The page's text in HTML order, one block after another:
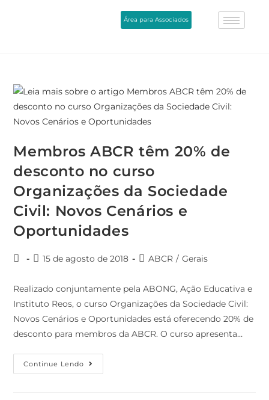
Área para Associados
Membros ABCR têm 20% de
desconto no curso
Organizações da Sociedade
Civil: Novos Cenários e
Oportunidades
15 de agosto de 2018 ABCR / Gerais
Realizado conjuntamente pela ABONG, Ação Educativa e
Instituto Reos, o curso Organizações da Sociedade Civil:
Novos Cenários e Oportunidades está oferecendo 20% de
desconto para membros da ABCR. O curso apresenta…
Continue Lendo